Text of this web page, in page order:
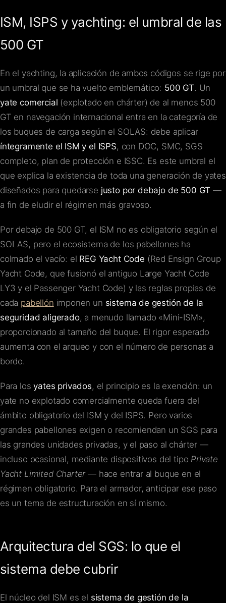
ISM, ISPS y yachting: el umbral de las
500 GT
En el yachting, la aplicación de ambos códigos se rige por
un umbral que se ha vuelto emblemático: 500 GT. Un
yate comercial (explotado en chárter) de al menos 500
GT en navegación internacional entra en la categoría de
los buques de carga según el SOLAS: debe aplicar
íntegramente el ISM y el ISPS, con DOC, SMC, SGS
completo, plan de protección e ISSC. Es este umbral el
que explica la existencia de toda una generación de yates
diseñados para quedarse justo por debajo de 500 GT —
a fin de eludir el régimen más gravoso.
Por debajo de 500 GT, el ISM no es obligatorio según el
SOLAS, pero el ecosistema de los pabellones ha
colmado el vacío: el REG Yacht Code (Red Ensign Group
Yacht Code, que fusionó el antiguo Large Yacht Code
LY3 y el Passenger Yacht Code) y las reglas propias de
cada pabellón imponen un sistema de gestión de la
seguridad aligerado, a menudo llamado «Mini-ISM»,
proporcionado al tamaño del buque. El rigor esperado
aumenta con el arqueo y con el número de personas a
bordo.
Para losyates privados, el principio es la exención: un
yate no explotado comercialmente queda fuera del
ámbito obligatorio del ISM y del ISPS. Pero varios
grandes pabellones exigen o recomiendan un SGS para
las grandes unidades privadas, y el paso al chárter —
incluso ocasional, mediante dispositivos del tipo Private
Yacht Limited Charter— hace entrar al buque en el
régimen obligatorio. Para el armador, anticipar ese paso
es un tema de estructuración en sí mismo.
Arquitectura del SGS: lo que el
sistema debe cubrir
El núcleo del ISM es el sistema de gestión de la